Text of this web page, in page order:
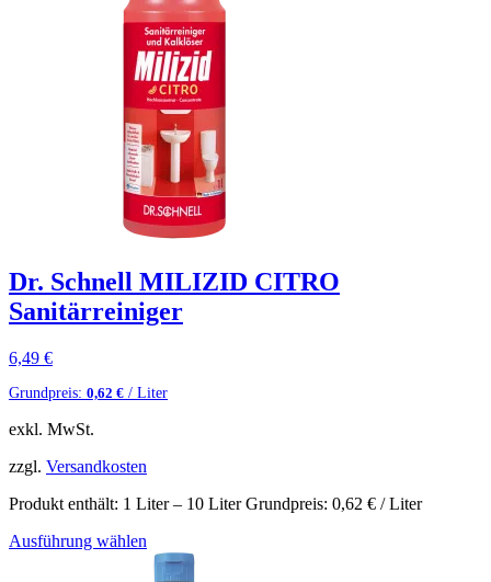
Dr. Schnell MILIZID CITRO
Sanitärreiniger
6,49 €
Grundpreis: 0,62 € / Liter
exkl. MwSt.
zzgl. Versandkosten
Produkt enthält: 1 Liter– 10 LiterGrundpreis: 0,62 € / Liter
Ausführung wählen